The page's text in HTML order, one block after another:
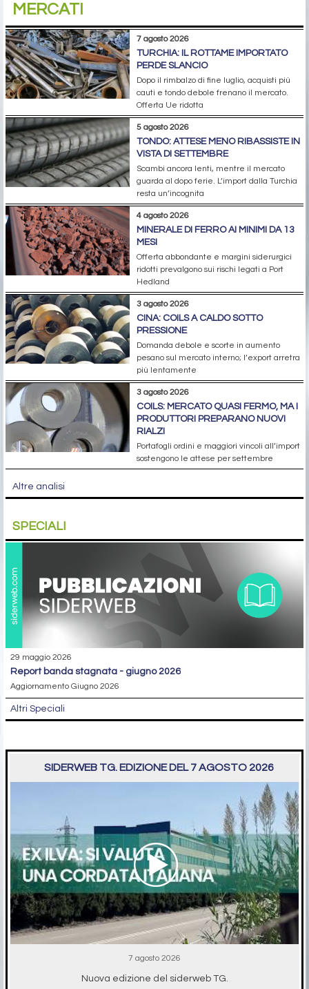
MERCATI
7 agosto 2026
TURCHIA: IL ROTTAME IMPORTATO
PERDE SLANCIO
Dopo il rimbalzo di fine luglio, acquisti più
cauti e tondo debole frenano il mercato.
Offerta Ue ridotta
5 agosto 2026
TONDO: ATTESE MENO RIBASSISTE IN
VISTA DI SETTEMBRE
Scambi ancora lenti, mentre il mercato
guarda al dopo ferie. L’import dalla Turchia
resta un’incognita
4 agosto 2026
MINERALE DI FERRO AI MINIMI DA 13
MESI
Offerta abbondante e margini siderurgici
ridotti prevalgono sui rischi legati a Port
Hedland
3 agosto 2026
CINA: COILS A CALDO SOTTO
PRESSIONE
Domanda debole e scorte in aumento
pesano sul mercato interno; l’export arretra
più lentamente
3 agosto 2026
COILS: MERCATO QUASI FERMO, MA I
PRODUTTORI PREPARANO NUOVI
RIALZI
Portafogli ordini e maggiori vincoli all’import
sostengono le attese per settembre
Altre analisi
SPECIALI
29 maggio 2026
report banda stagnata - giugno 2026
Aggiornamento Giugno 2026
Altri Speciali
SIDERWEB TG. EDIZIONE DEL 7 AGOSTO 2026
7 agosto 2026
Nuova edizione del siderweb TG.